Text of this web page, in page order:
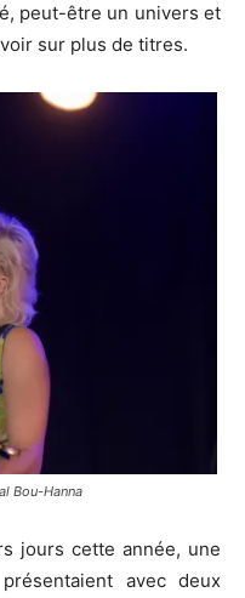
peut-être un univers et
sur plus de titres.
Bou-Hanna
jours cette année, une
avec deux